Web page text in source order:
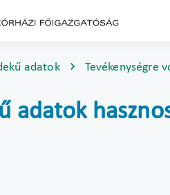
adatok Tevékenységre
adatok